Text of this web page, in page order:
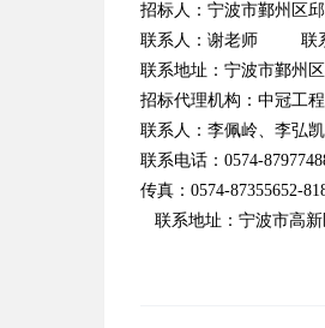
招标人：宁波市鄞州区
联系人：谢老师
联
联系地址：宁波市鄞州
招标代理机构：中冠工
联系人：李佩岭、李弘
联系电话： 0574-
传真： 0574-87355652-
联系地址：宁波市高新